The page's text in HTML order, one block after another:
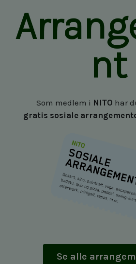
nt
Som medlem i NITO har
gratis sosiale
Se alle